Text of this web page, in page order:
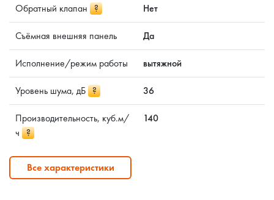
Обратный клапан ? Нет
Съёмная внешняя панель Да
Исполнение/режим работы вытяжной
Уровень шума, дБ ? 36
Производительность, куб.м/
ч ?
140
Все характеристики